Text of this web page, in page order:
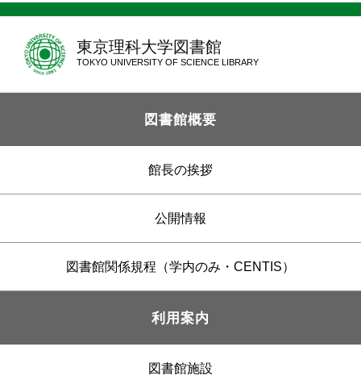
東京理科大学図書館
TOKYO UNIVERSITY OF SCIENCE LIBRARY
図書館概要
館長の挨拶
公開情報
図書館関係規程（学内のみ・CENTIS）
利用案内
図書館施設